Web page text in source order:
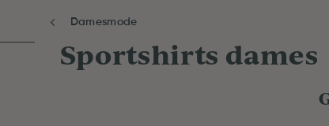
Damesmode
Sportshirts dames